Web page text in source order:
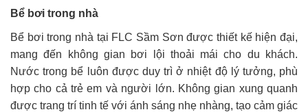
Bể bơi trong nhà
Bể bơi trong nhà tại FLC Sầm Sơn được thiết kế hiện đại,
mang đến không gian bơi lội thoải mái cho du khách.
Nước trong bể luôn được duy trì ở nhiệt độ lý tưởng, phù
hợp cho cả trẻ em và người lớn. Không gian xung quanh
được trang trí tinh tế với ánh sáng nhẹ nhàng, tạo cảm giác